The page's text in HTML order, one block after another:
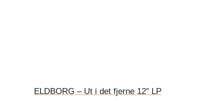
ELDBORG – Ut i det fjerne 12″ LP